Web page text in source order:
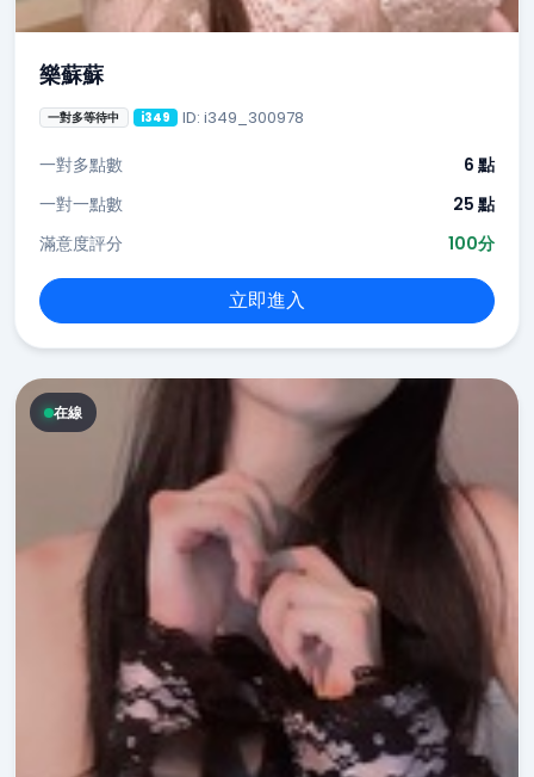
樂蘇蘇
一對多等待中 i349 ID: i349_300978
一對多點數
6 點
一對一點數
25 點
滿意度評分
100分
立即進入
在線